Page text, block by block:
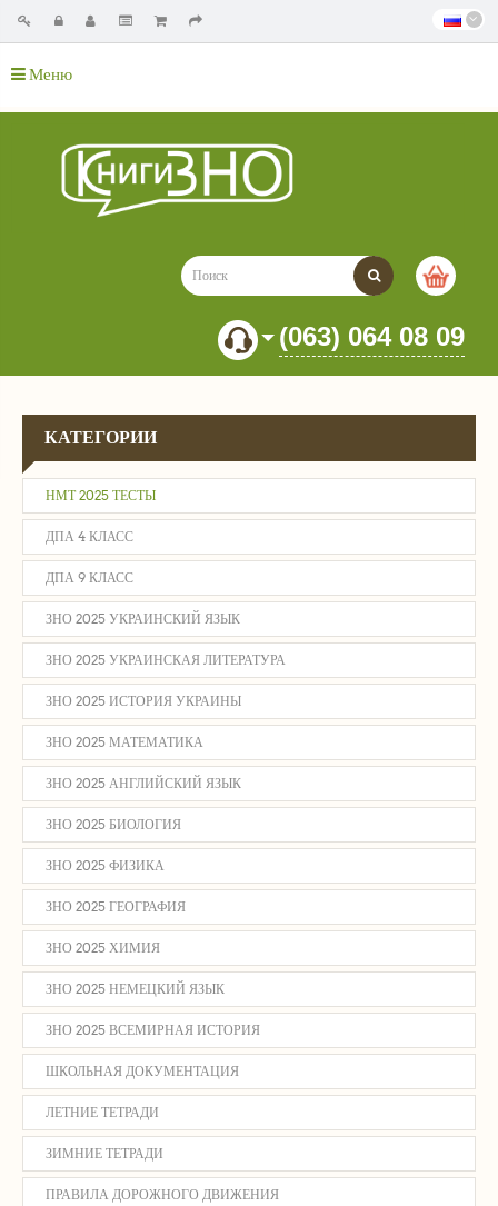
Меню
(063) 064 08 09
КАТЕГОРИИ
НМТ 2025 ТЕСТЫ
ДПА 4 КЛАСС
ДПА 9 КЛАСС
ЗНО 2025 УКРАИНСКИЙ ЯЗЫК
ЗНО 2025 УКРАИНСКАЯ ЛИТЕРАТУРА
ЗНО 2025 ИСТОРИЯ УКРАИНЫ
ЗНО 2025 МАТЕМАТИКА
ЗНО 2025 АНГЛИЙСКИЙ ЯЗЫК
ЗНО 2025 БИОЛОГИЯ
ЗНО 2025 ФИЗИКА
ЗНО 2025 ГЕОГРАФИЯ
ЗНО 2025 ХИМИЯ
ЗНО 2025 НЕМЕЦКИЙ ЯЗЫК
ЗНО 2025 ВСЕМИРНАЯ ИСТОРИЯ
ШКОЛЬНАЯ ДОКУМЕНТАЦИЯ
ЛЕТНИЕ ТЕТРАДИ
ЗИМНИЕ ТЕТРАДИ
ПРАВИЛА ДОРОЖНОГО ДВИЖЕНИЯ